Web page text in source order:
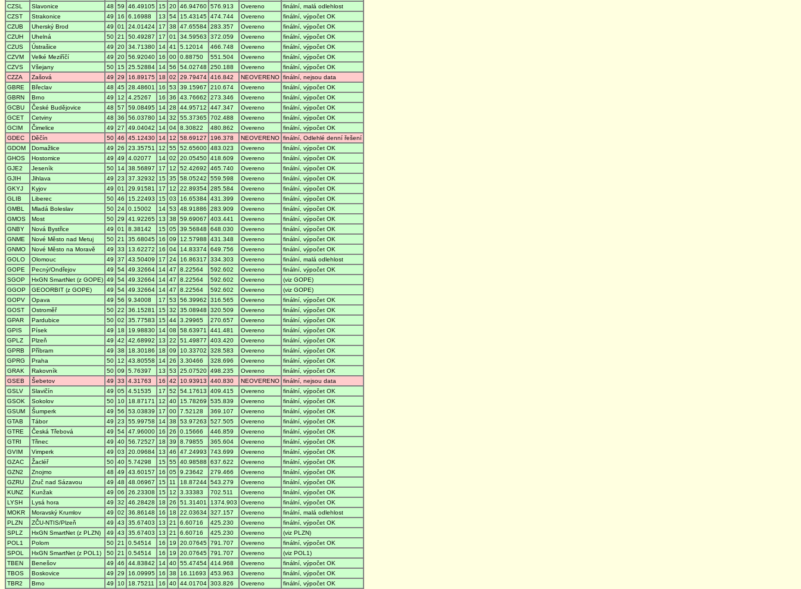
CZSL
Slavonice 48 59 46.49105 15 20 46.94760 576.913 Overeno
finální, malá odlehlost
CZST
Strakonice 49 16 6.16988 13 54 15.43145 474.744 Overeno
finální, výpočet OK
CZUB
Uherský Brod 49 01 24.01424 17 38 47.65584 283.357 Overeno
finální, výpočet OK
CZUH
Uhelná 50 21 50.49287 17 01 34.59563 372.059 Overeno
finální, výpočet OK
CZUS
Ústrašice 49 20 34.71380 14 41 5.12014 466.748 Overeno
finální, výpočet OK
CZVM
Velké Meziříčí 49 20 56.92040 16 00 0.88750 551.504 Overeno
finální, výpočet OK
CZVS
Všejany 50 15 25.52884 14 56 54.02748 250.188 Overeno
finální, výpočet OK
CZZA
Zašová 49 29 16.89175 18 02 29.79474 416.842 NEOVERENO finální, nejsou data
GBRE
Břeclav 48 45 28.48601 16 53 39.15967 210.674 Overeno
finální, výpočet OK
GBRN
Brno 49 12 4.25267 16 36 43.76662 273.346 Overeno
finální, výpočet OK
GCBU
České Budějovice 48 57 59.08495 14 28 44.95712 447.347 Overeno
finální, výpočet OK
GCET
Cetviny 48 36 56.03780 14 32 55.37365 702.488 Overeno
finální, výpočet OK
GCIM
Čimelice 49 27 49.04042 14 04 8.30822 480.862 Overeno
finální, výpočet OK
GDEC
Děčín 50 46 45.12430 14 12 58.69127 196.378 NEOVERENO finální, Odlehlé denní řešení
GDOM
Domažlice 49 26 23.35751 12 55 52.65600 483.023 Overeno
finální, výpočet OK
GHOS
Hostomice 49 49 4.02077 14 02 20.05450 418.609 Overeno
finální, výpočet OK
GJE2
Jeseník 50 14 38.56897 17 12 52.42692 465.740 Overeno
finální, výpočet OK
GJIH
Jihlava 49 23 37.32932 15 35 58.05242 559.598 Overeno
finální, výpočet OK
GKYJ
Kyjov 49 01 29.91581 17 12 22.89354 285.584 Overeno
finální, výpočet OK
GLIB
Liberec 50 46 15.22493 15 03 16.65384 431.399 Overeno
finální, výpočet OK
GMBL
Mladá Boleslav 50 24 0.15002 14 53 48.91886 283.909 Overeno
finální, výpočet OK
GMOS
Most 50 29 41.92265 13 38 59.69067 403.441 Overeno
finální, výpočet OK
GNBY
Nová Bystřice 49 01 8.38142 15 05 39.56848 648.030 Overeno
finální, výpočet OK
GNME
Nové Město nad Metuj 50 21 35.68045 16 09 12.57988 431.348 Overeno
finální, výpočet OK
GNMO
Nové Město na Moravě 49 33 13.62272 16 04 14.83374 649.756 Overeno
finální, výpočet OK
GOLO
Olomouc 49 37 43.50409 17 24 16.86317 334.303 Overeno
finální, malá odlehlost
GOPE
Pecný/Ondřejov 49 54 49.32664 14 47 8.22564 592.602 Overeno
finální, výpočet OK
SGOP
HxGN SmartNet (z GOPE) 49 54 49.32664 14 47 8.22564 592.602 Overeno
(viz GOPE)
GGOP
GEOORBIT (z GOPE) 49 54 49.32664 14 47 8.22564 592.602 Overeno
(viz GOPE)
GOPV
Opava 49 56 9.34008 17 53 56.39962 316.565 Overeno
finální, výpočet OK
GOST
Ostroměř 50 22 36.15281 15 32 35.08948 320.509 Overeno
finální, výpočet OK
GPAR
Pardubice 50 02 35.77583 15 44 3.29965 270.657 Overeno
finální, výpočet OK
GPIS
Písek 49 18 19.98830 14 08 58.63971 441.481 Overeno
finální, výpočet OK
GPLZ
Plzeň 49 42 42.68992 13 22 51.49877 403.420 Overeno
finální, výpočet OK
GPRB
Příbram 49 38 18.30186 18 09 10.33702 328.583 Overeno
finální, výpočet OK
GPRG
Praha 50 12 43.80558 14 26 3.30466 328.696 Overeno
finální, výpočet OK
GRAK
Rakovník 50 09 5.76397 13 53 25.07520 498.235 Overeno
finální, výpočet OK
GSEB
Šebetov 49 33 4.31763 16 42 10.93913 440.830 NEOVERENO finální, nejsou data
GSLV
Slavičín 49 05 4.51535 17 52 54.17613 409.415 Overeno
finální, výpočet OK
GSOK
Sokolov 50 10 18.87171 12 40 15.78269 535.839 Overeno
finální, výpočet OK
GSUM
Šumperk 49 56 53.03839 17 00 7.52128 369.107 Overeno
finální, výpočet OK
GTAB
Tábor 49 23 55.99758 14 38 53.97263 527.505 Overeno
finální, výpočet OK
GTRE
Česká Třebová 49 54 47.96000 16 26 0.15666 446.859 Overeno
finální, výpočet OK
GTRI
Třinec 49 40 56.72527 18 39 8.79855 365.604 Overeno
finální, výpočet OK
GVIM
Vimperk 49 03 20.09684 13 46 47.24993 743.699 Overeno
finální, výpočet OK
GZAC
Žacléř 50 40 5.74298 15 55 40.98588 637.622 Overeno
finální, výpočet OK
GZN2
Znojmo 48 49 43.60157 16 05 9.23642 279.466 Overeno
finální, výpočet OK
GZRU
Zruč nad Sázavou 49 48 48.06967 15 11 18.87244 543.279 Overeno
finální, výpočet OK
KUNZ
Kunžak 49 06 26.23308 15 12 3.33383 702.511 Overeno
finální, výpočet OK
LYSH
Lysá hora 49 32 46.28428 18 26 51.31401 1374.903 Overeno
finální, výpočet OK
MOKR
Moravský Krumlov 49 02 36.86148 16 18 22.03634 327.157 Overeno
finální, malá odlehlost
PLZN
ZČU-NTIS/Plzeň 49 43 35.67403 13 21 6.60716 425.230 Overeno
finální, výpočet OK
SPLZ
HxGN SmartNet (z PLZN) 49 43 35.67403 13 21 6.60716 425.230 Overeno
(viz PLZN)
POL1
Polom 50 21 0.54514 16 19 20.07645 791.707 Overeno
finální, výpočet OK
SPOL
HxGN SmartNet (z POL1) 50 21 0.54514 16 19 20.07645 791.707 Overeno
(viz POL1)
TBEN
Benešov 49 46 44.83842 14 40 55.47454 414.968 Overeno
finální, výpočet OK
TBOS
Boskovice 49 29 16.09995 16 38 16.11693 453.963 Overeno
finální, výpočet OK
TBR2
Brno 49 10 18.75211 16 40 44.01704 303.826 Overeno
finální, výpočet OK